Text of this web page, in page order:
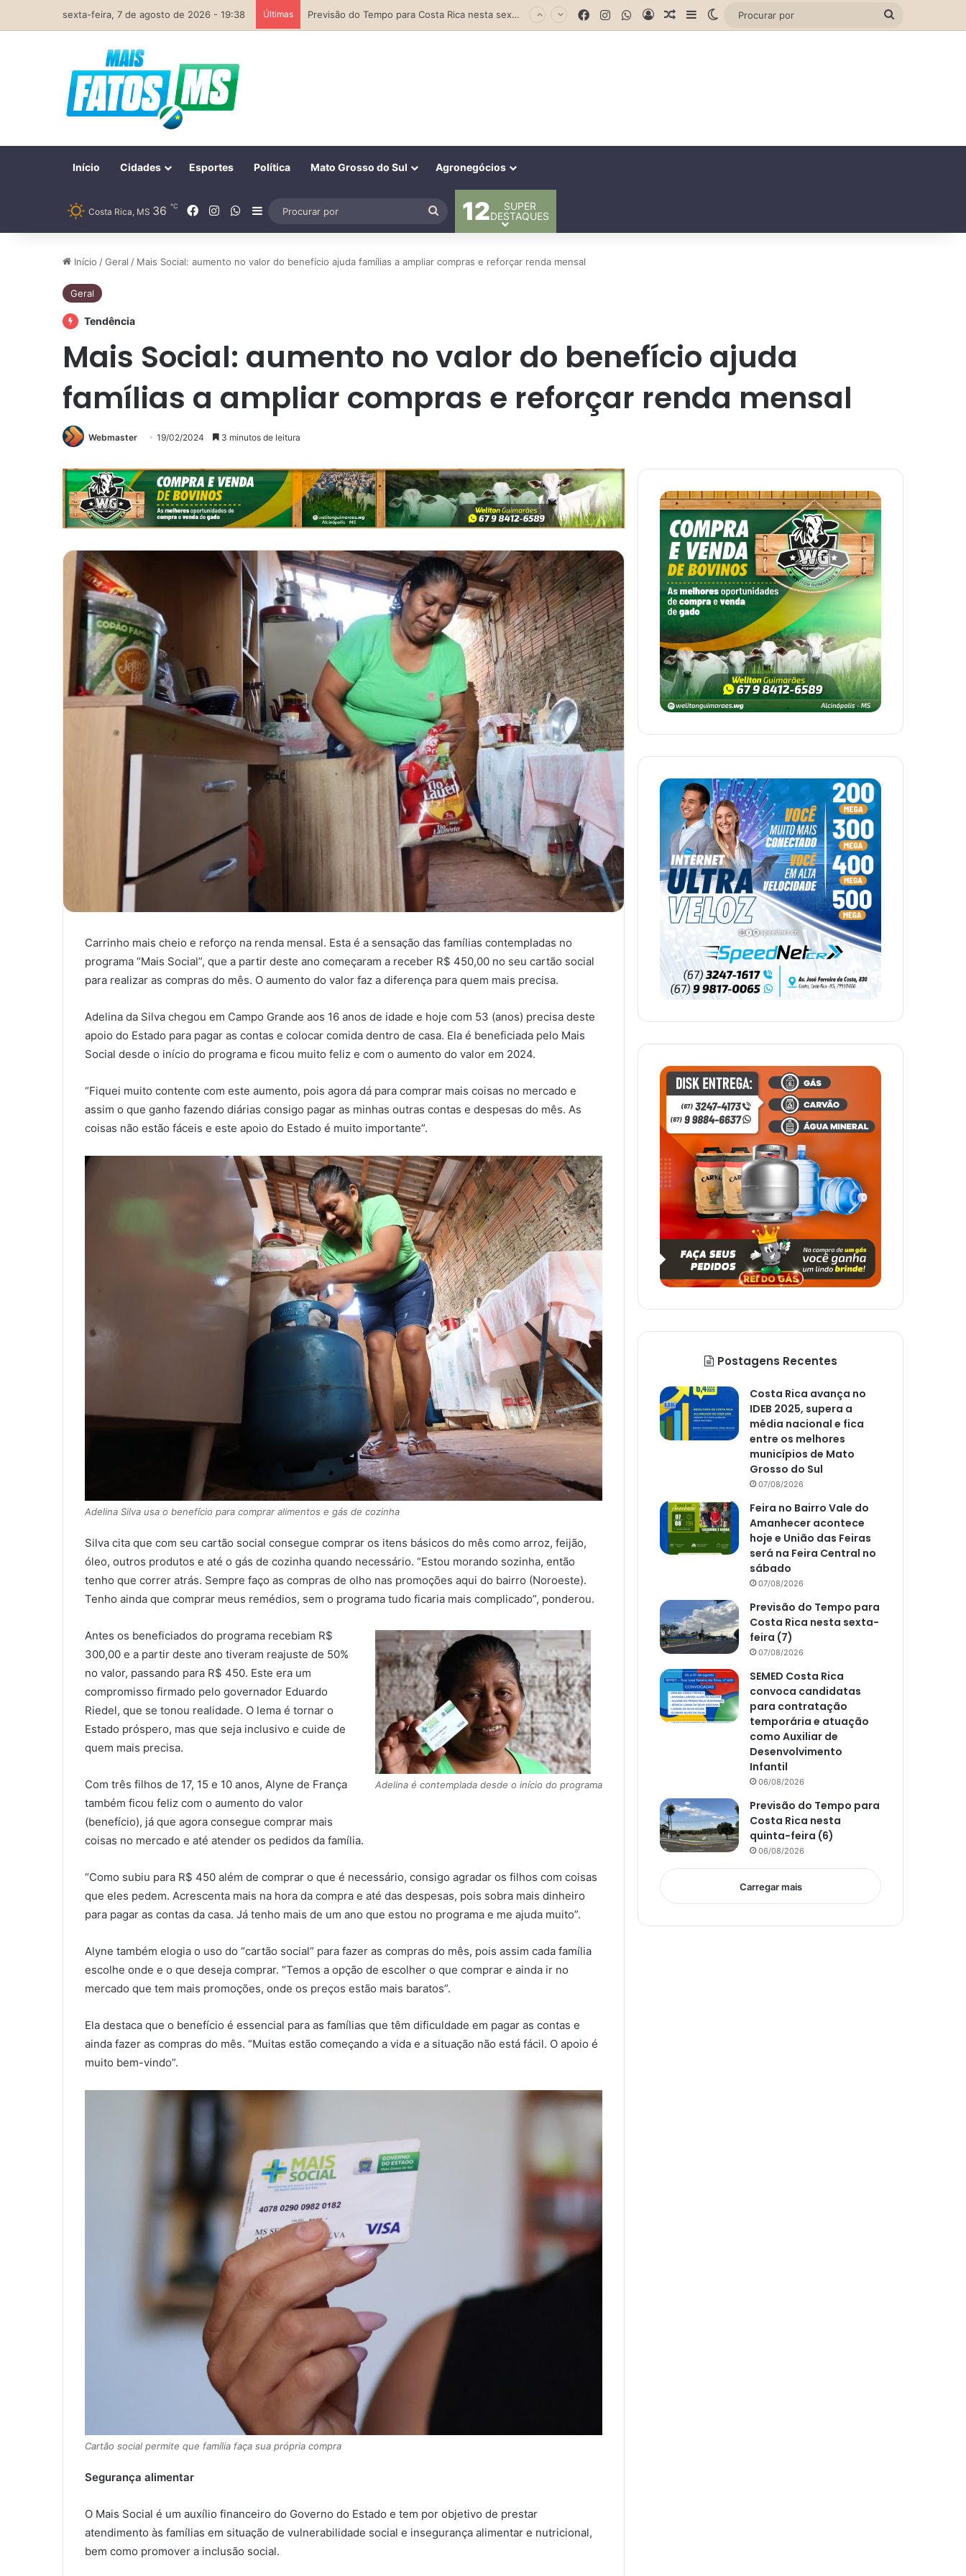
sexta-feira, 7 de agosto de 2026 - 19:38 Últimas Previsão do Tempo para Costa Rica nesta sexta-feira (7) Facebook
InstagramWhatsApp
EntrarArtigo aleatório
Barra Lateral
Switch skin
Início Cidades Esportes Política Mato Grosso do Sul Agronegócios
Costa Rica, MS 36 ℃ Facebook
InstagramWhatsApp
Barra Lateral
Procurar
por
12
SUPER
DESTAQUES
Início /Geral / Mais Social: aumento no valor do benefício ajuda famílias a ampliar compras e reforçar renda mensal
Geral
Tendência
Mais Social: aumento no valor do benefício ajuda
famílias a ampliar compras e reforçar renda mensal
Webmaster 19/02/2024 3 minutos de leitura
Carrinho mais cheio e reforço na renda mensal. Esta é a sensação das famílias contempladas no
programa “Mais Social”, que a partir deste ano começaram a receber R$ 450,00 no seu cartão social
para realizar as compras do mês. O aumento do valor faz a diferença para quem mais precisa.
Adelina da Silva chegou em Campo Grande aos 16 anos de idade e hoje com 53 (anos) precisa deste
apoio do Estado para pagar as contas e colocar comida dentro de casa. Ela é beneficiada pelo Mais
Social desde o início do programa e ficou muito feliz e com o aumento do valor em 2024.
“Fiquei muito contente com este aumento, pois agora dá para comprar mais coisas no mercado e
assim o que ganho fazendo diárias consigo pagar as minhas outras contas e despesas do mês. As
coisas não estão fáceis e este apoio do Estado é muito importante”.
Adelina Silva usa o benefício para comprar alimentos e gás de cozinha
Silva cita que com seu cartão social consegue comprar os itens básicos do mês como arroz, feijão,
óleo, outros produtos e até o gás de cozinha quando necessário. “Estou morando sozinha, então
tenho que correr atrás. Sempre faço as compras de olho nas promoções aqui do bairro (Noroeste).
Tenho ainda que comprar meus remédios, sem o programa tudo ficaria mais complicado”, ponderou.
Adelina é contemplada desde o início do programa
Antes os beneficiados do programa recebiam R$
300,00 e a partir deste ano tiveram reajuste de 50%
no valor, passando para R$ 450. Este era um
compromisso firmado pelo governador Eduardo
Riedel, que se tonou realidade. O lema é tornar o
Estado próspero, mas que seja inclusivo e cuide de
quem mais precisa.
Com três filhos de 17, 15 e 10 anos, Alyne de França
também ficou feliz com o aumento do valor
(benefício), já que agora consegue comprar mais
coisas no mercado e até atender os pedidos da família.
“Como subiu para R$ 450 além de comprar o que é necessário, consigo agradar os filhos com coisas
que eles pedem. Acrescenta mais na hora da compra e até das despesas, pois sobra mais dinheiro
para pagar as contas da casa. Já tenho mais de um ano que estou no programa e me ajuda muito”.
Alyne também elogia o uso do “cartão social” para fazer as compras do mês, pois assim cada família
escolhe onde e o que deseja comprar. “Temos a opção de escolher o que comprar e ainda ir no
mercado que tem mais promoções, onde os preços estão mais baratos”.
Ela destaca que o benefício é essencial para as famílias que têm dificuldade em pagar as contas e
ainda fazer as compras do mês. “Muitas estão começando a vida e a situação não está fácil. O apoio é
muito bem-vindo”.
Cartão social permite que família faça sua própria compra
Segurança alimentar
O Mais Social é um auxílio financeiro do Governo do Estado e tem por objetivo de prestar
atendimento às famílias em situação de vulnerabilidade social e insegurança alimentar e nutricional,
bem como promover a inclusão social.
Postagens Recentes
Costa Rica avança no
IDEB 2025, supera a
média nacional e fica
entre os melhores
municípios de Mato
Grosso do Sul
07/08/2026
Feira no Bairro Vale do
Amanhecer acontece
hoje e União das Feiras
será na Feira Central no
sábado
07/08/2026
Previsão do Tempo para
Costa Rica nesta sexta-
feira (7)
07/08/2026
SEMED Costa Rica
convoca candidatas
para contratação
temporária e atuação
como Auxiliar de
Desenvolvimento
Infantil
06/08/2026
Previsão do Tempo para
Costa Rica nesta
quinta-feira (6)
06/08/2026
Carregar mais